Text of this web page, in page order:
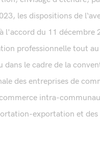
les dispositions de
l'accord du 11 décembre
professionnelle tout au
dans le cadre de la
des entreprises de
intra-
exportation et des